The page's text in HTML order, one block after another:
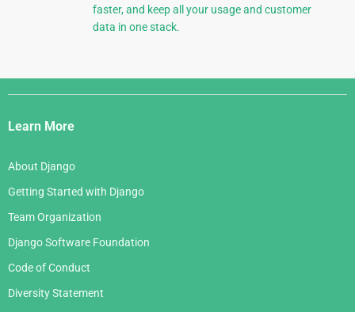
faster, and keep all your usage and customer
data in one stack.
Django
Links
Learn More
About Django
Getting Started with Django
Team Organization
Django Software Foundation
Code of Conduct
Diversity Statement